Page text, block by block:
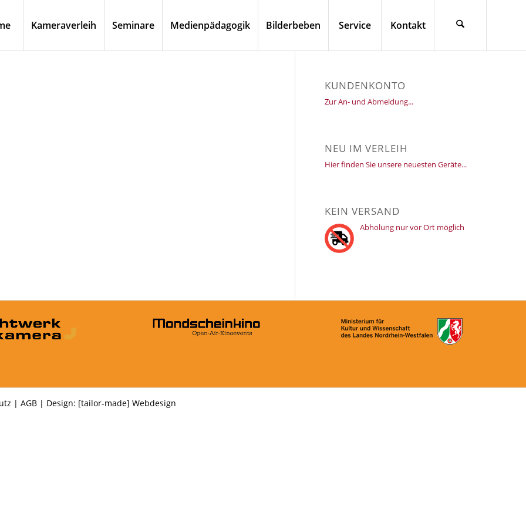
Kameraverleih Seminare Medienpädagogik Bilderbeben Service Kontakt
KUNDENKONTO
Zur An- und Abmeldung...
NEU IM VERLEIH
Hier finden Sie unsere neuesten Geräte...
KEIN VERSAND
Abholung nur vor Ort möglich
| AGB | Design: [tailor-made] Webdesign